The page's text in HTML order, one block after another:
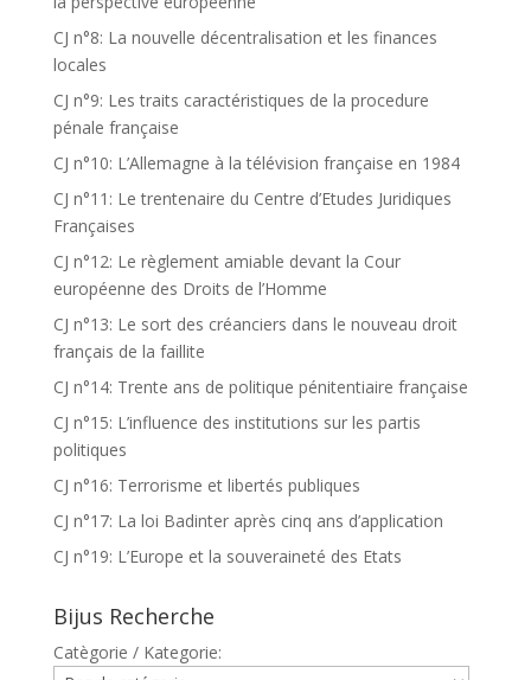
CJ n°8: La nouvelle décentralisation et les finances
locales
CJ n°9: Les traits caractéristiques de la procedure
pénale française
CJ n°10: L’Allemagne à la télévision française en 1984
CJ n°11: Le trentenaire du Centre d’Etudes Juridiques
Françaises
CJ n°12: Le règlement amiable devant la Cour
européenne des Droits de l’Homme
CJ n°13: Le sort des créanciers dans le nouveau droit
français de la faillite
CJ n°14: Trente ans de politique pénitentiaire française
CJ n°15: L’influence des institutions sur les partis
politiques
CJ n°16: Terrorisme et libertés publiques
CJ n°17: La loi Badinter après cinq ans d’application
CJ n°19: L’Europe et la souveraineté des Etats
Bijus Recherche
Catègorie / Kategorie: